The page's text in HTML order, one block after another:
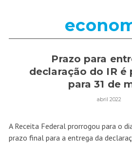
Prazo para
declaração do IR é
para 31 de
abril 2022
A Receita Federal prorrogou para o
prazo final para a entrega da